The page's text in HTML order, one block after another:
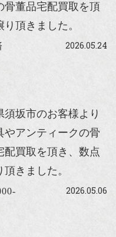
骨董品宅配買取を頂
り頂きました。
2026.05.24
須坂市のお客様より
やアンティークの骨
配買取を頂き、数点
頂きました。
2026.05.06